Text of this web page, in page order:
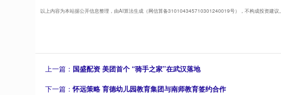
以上内容为本站据公开信息整理，由AI算法生成（网信算备310104345710301240019号），不构成投资建议。
上一篇： 国盛配资 美团首个 “骑手之家”在武汉落地
下一篇：怀远策略 育德幼儿园教育集团与南师教育签约合作